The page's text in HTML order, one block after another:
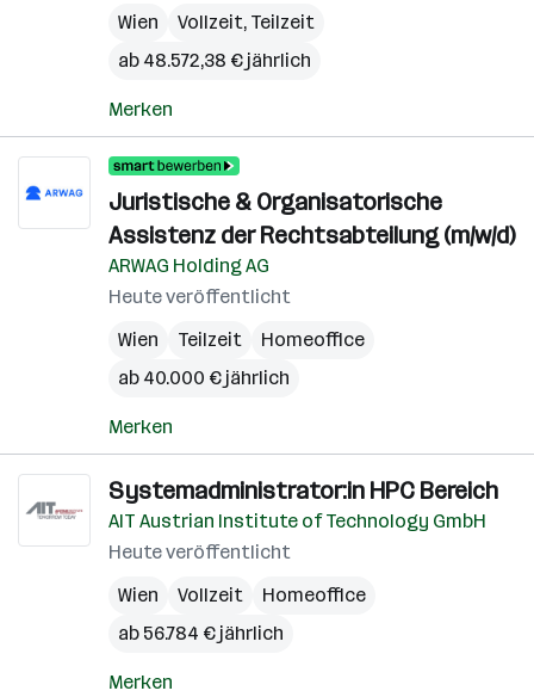
Wien
Vollzeit, Teilzeit
ab 48.572,38 € jährlich
Merken
Juristische & Organisatorische
Assistenz der Rechtsabteilung (m/w/d)
ARWAG Holding AG
Heute veröffentlicht
Wien
Teilzeit
Homeoffice
ab 40.000 € jährlich
Merken
Systemadministrator:in HPC Bereich
AIT Austrian Institute of Technology GmbH
Heute veröffentlicht
Wien
Vollzeit
Homeoffice
ab 56.784 € jährlich
Merken